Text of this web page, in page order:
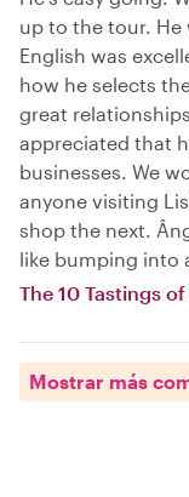
up to the tour. He
English was
how he selects
great
appreciated that
businesses. We
anyone visiting
shop the next.
like bumping into
The 10 Tastings
Mostrar más